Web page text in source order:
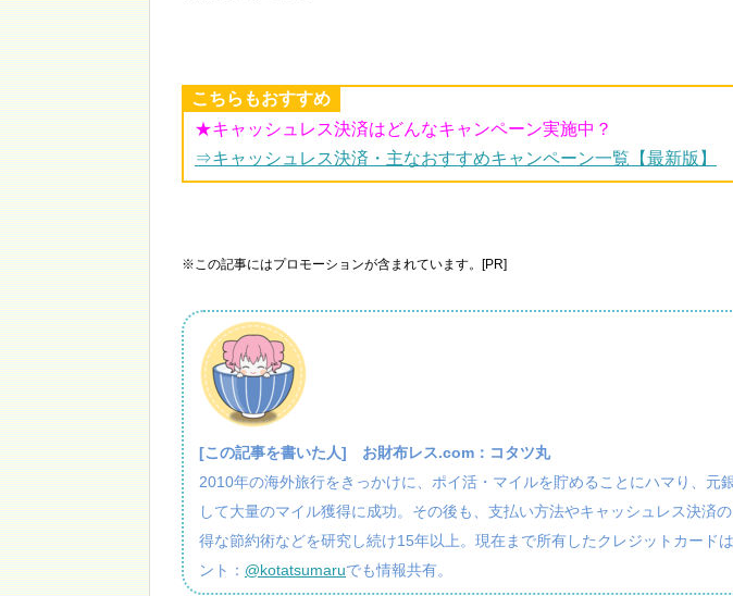
こちらもおすすめ
★キャッシュレス決済はどんなキャンペーン実施中？
⇒キャッシュレス決済・主なおすすめキャンペーン一覧【最新版】
※この記事にはプロモーションが含まれています。[PR]
[この記事を書いた人] お財布レス.com：コタツ丸
2010年の海外旅行をきっかけに、ポイ活・マイルを貯めることにハマり、元
して大量のマイル獲得に成功。その後も、支払い方法やキャッシュレス決済
得な節約術などを研究し続け15年以上。現在まで所有したクレジットカード
ント： @kotatsumaruでも情報共有。